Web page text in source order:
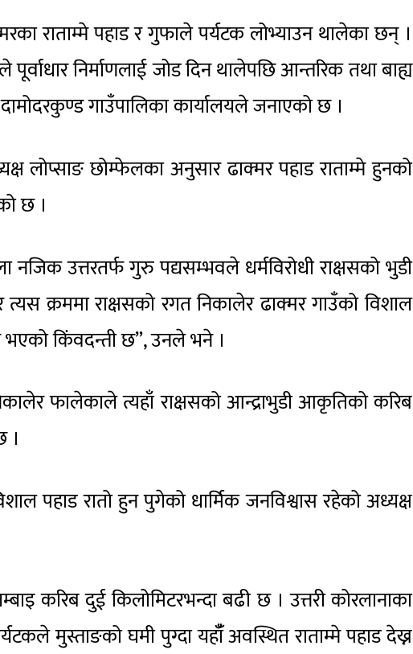
राताम्मे पहाड र गुफाले पर्यटक लोभ्याउन थालेका छन् ।
पूर्वाधार निर्माणलाई जोड दिन थालेपछि आन्तरिक तथा बाह्य
गाउँपालिका कार्यालयले जनाएको छ ।
लोप्साङ छोम्फेलका अनुसार ढाक्मर पहाड राताम्मे हुनको
छ ।
उत्तरतर्फ गुरु पद्यसम्भवले धर्मविरोधी राक्षसको भुडी
त्यस क्रममा राक्षसको रगत निकालेर ढाक्मर गाउँको विशाल
भएको किंवदन्ती छ”, उनले भने ।
फालेकाले त्यहाँ राक्षसको आन्द्राभुडी आकृतिको करिब
।
पहाड रातो हुन पुगेको धार्मिक जनविश्वास रहेको अध्यक्ष
करिब दुई किलोमिटरभन्दा बढी छ । उत्तरी कोरलानाका
मुस्ताङको घमी पुग्दा यहाँँ अवस्थित राताम्मे पहाड देख्न